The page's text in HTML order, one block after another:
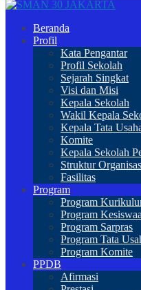
Beranda
Profil
Kata Pengantar
Profil Sekolah
Sejarah Singkat
Visi dan Misi
Kepala Sekolah
Wakil Kepala
Kepala Tata
Komite
Kepala Sekolah
Struktur
Fasilitas
Program
Program
Program
Program Sarpras
Program Tata
Program Komite
PPDB
Afirmasi